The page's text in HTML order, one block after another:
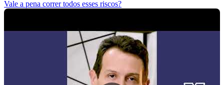
Vale a pena correr todos esses riscos?